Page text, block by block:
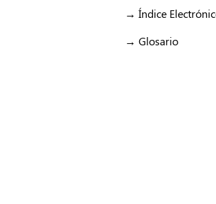
→ Índice
→ Glosario